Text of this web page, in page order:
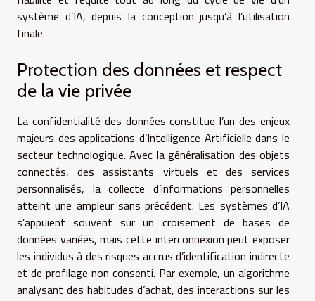
système d’IA, depuis la conception jusqu’à l’utilisation
finale.
Protection des données et respect
de la vie privée
La confidentialité des données constitue l’un des enjeux
majeurs des applications d’Intelligence Artificielle dans le
secteur technologique. Avec la généralisation des objets
connectés, des assistants virtuels et des services
personnalisés, la collecte d’informations personnelles
atteint une ampleur sans précédent. Les systèmes d’IA
s’appuient souvent sur un croisement de bases de
données variées, mais cette interconnexion peut exposer
les individus à des risques accrus d’identification indirecte
et de profilage non consenti. Par exemple, un algorithme
analysant des habitudes d’achat, des interactions sur les